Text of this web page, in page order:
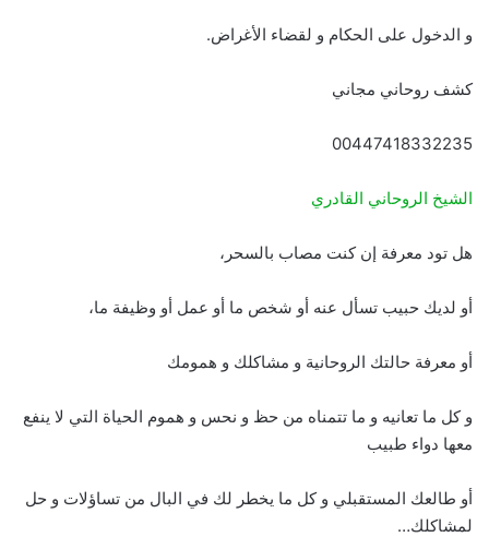
و الدخول على الحكام و لقضاء الأغراض.
كشف روحاني مجاني
00447418332235
الشيخ الروحاني القادري
هل تود معرفة إن كنت مصاب بالسحر،
أو لديك حبيب تسأل عنه أو شخص ما أو عمل أو وظيفة ما،
أو معرفة حالتك الروحانية و مشاكلك و همومك
و كل ما تعانيه و ما تتمناه من حظ و نحس و هموم الحياة التي لا ينفع
معها دواء طبيب
أو طالعك المستقبلي و كل ما يخطر لك في البال من تساؤلات و حل
لمشاكلك…